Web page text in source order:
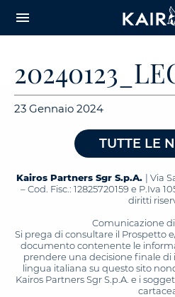
CONTENT
menu
23 Gennaio 2024
TUTTE LE
Kairos Partners Sgr S.p.A. | Via
– Cod. Fisc.: 12825720159 e P.Iva
diritti
Comunicazione
Si prega di consultare il Prospetto
documento contenente le
prendere una decisione finale
lingua italiana su questo sito
Kairos Partners Sgr S.p.A. e i